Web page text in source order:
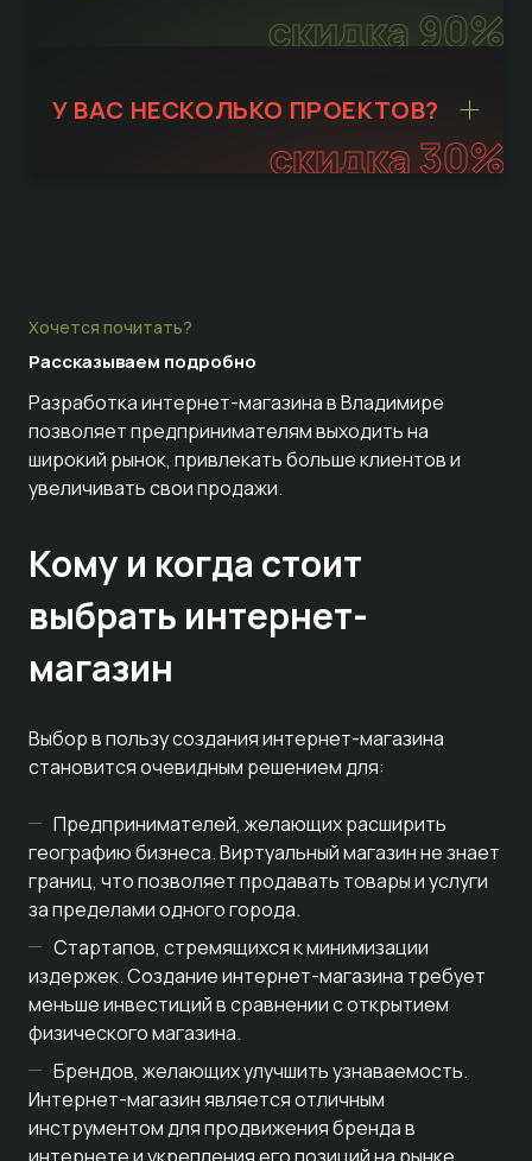
скидка 90%
скидка 30%
У ВАС НЕСКОЛЬКО ПРОЕКТОВ?
Хочется почитать?
Рассказываем подробно
Разработка интернет-магазина в Владимире
позволяет предпринимателям выходить на
широкий рынок, привлекать больше клиентов и
увеличивать свои продажи.
Кому и когда стоит
выбрать интернет-
магазин
Выбор в пользу создания интернет-магазина
становится очевидным решением для:
Предпринимателей, желающих расширить
географию бизнеса. Виртуальный магазин не знает
границ, что позволяет продавать товары и услуги
за пределами одного города.
Стартапов, стремящихся к минимизации
издержек. Создание интернет-магазина требует
меньше инвестиций в сравнении с открытием
физического магазина.
Брендов, желающих улучшить узнаваемость.
Интернет-магазин является отличным
инструментом для продвижения бренда в
интернете и укрепления его позиций на рынке.